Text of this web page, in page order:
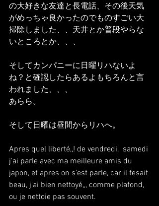
の大好きな友達と長電話、その後天気
がめっちゃ良かったのでものすごい大
掃除しました、、天井とか普段やらな
いところとか、、、
そしてカンパニーに日曜リハないよ
ね？と確認したらあるよもちろんと言
われました、、、
あらら。
そして日曜は昼間からリハへ。
Apres quel liberté,,! de vendredi,  samedi
j'ai parle avec ma meilleure amis du
japon, et apres on s'est parle, car il fesait
beau, j'ai bien nettoyé,,, comme plafond,
ou je nettoie pas souvent.